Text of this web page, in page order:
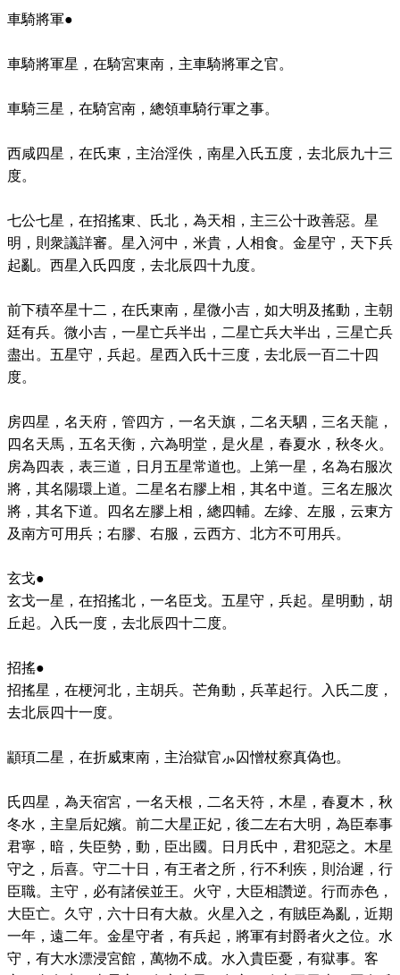
車騎將軍●
車騎將軍星，在騎宮東南，主車騎將軍之官。
車騎三星，在騎宮南，總領車騎行軍之事。
西咸四星，在氏東，主治淫佚，南星入氏五度，去北辰九十三
度。
七公七星，在招搖東、氏北，為天相，主三公十政善惡。星
明，則衆議詳審。星入河中，米貴，人相食。金星守，天下兵
起亂。西星入氏四度，去北辰四十九度。
前下積卒星十二，在氏東南，星微小吉，如大明及搖動，主朝
廷有兵。微小吉，一星亡兵半出，二星亡兵大半出，三星亡兵
盡出。五星守，兵起。星西入氏十三度，去北辰一百二十四
度。
房四星，名天府，管四方，一名天旗，二名天駟，三名天龍，
四名天馬，五名天衡，六為明堂，是火星，春夏水，秋冬火。
房為四表，表三道，日月五星常道也。上第一星，名為右服次
將，其名陽環上道。二星名右膠上相，其名中道。三名左服次
將，其名下道。四名左膠上相，總四輔。左縿、左服，云東方
及南方可用兵；右膠、右服，云西方、北方不可用兵。
玄戈●
玄戈一星，在招搖北，一名臣戈。五星守，兵起。星明動，胡
丘起。入氏一度，去北辰四十二度。
招搖●
招搖星，在梗河北，主胡兵。芒角動，兵革起行。入氏二度，
去北辰四十一度。
顓頊二星，在折威東南，主治獄官⺗囚憎杖察真偽也。
氏四星，為天宿宮，一名天根，二名天符，木星，春夏木，秋
冬水，主皇后妃嬪。前二大星正妃，後二左右大明，為臣奉事
君寧，暗，失臣勢，動，臣出國。日月氏中，君犯惡之。木星
守之，后喜。守二十日，有王者之所，行不利疾，則治遲，行
臣職。主守，必有諸侯並王。火守，大臣相讚逆。行而赤色，
大臣亡。久守，六十日有大赦。火星入之，有賊臣為亂，近期
一年，遠二年。金星守者，有兵起，將軍有封爵者火之位。水
守，有大水漂浸宮館，萬物不成。水入貴臣憂，有獄事。客